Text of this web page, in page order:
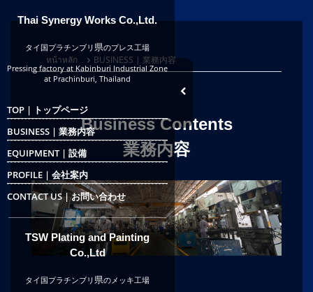
Thai Synergy Works Co.,Ltd.
タイ国プラチンブリ 県のプレス工場
Pressing factory at Kabinburi Industrial Zone
at Prachinburi, Thailand
TOP | トップページ
BUSINESS | 業務内容
EQUIPMENT | 設備
PROFILE | 会社案内
CONTACT US | お問い合わせ
TSW Plating and Painting
Co.,Ltd
タイ国プラチンブリ 県のメッキ工場
หน้าหลัก BUSINESS | 業務内容
Business Contents
業務内容